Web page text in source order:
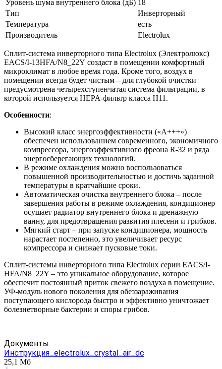
Уровень шума внутреннего блока (дБ) 18
Тип
Инверторный
Температура
есть
Производитель
Electrolux
Сплит-система инверторного типа Electrolux (Электролюкс)
EACS/I-13HFA/N8_22Y создаст в помещении комфортный
микроклимат в любое время года. Кроме того, воздух в
помещении всегда будет чистым – для глубокой очистки
предусмотрена четырехступенчатая система фильтрации, в
которой используется HEPA-фильтр класса H11.
Особенности:
Высокий класс энергоэффективности («А+++»)
обеспечен использованием современного, экономичного
компрессора, энергоэффективного фреона R-32 и ряда
энергосберегающих технологий.
В режиме охлаждения можно воспользоваться
повышенной производительностью и достичь заданной
температуры в кратчайшие сроки.
Автоматическая очистка внутреннего блока – после
завершения работы в режиме охлаждения, кондиционер
осушает радиатор внутреннего блока и дренажную
ванну, для предотвращения развития плесени и грибков.
Мягкий старт – при запуске кондиционера, мощность
нарастает постепенно, это увеличивает ресурс
компрессора и снижает пусковые токи.
Сплит-системы инверторного типа Electrolux серии EACS/I-
HFA/N8_22Y – это уникальное оборудование, которое
обеспечит постоянный приток свежего воздуха в помещение.
УФ-модуль нового поколения для обеззараживания
поступающего кислорода быстро и эффективно уничтожает
болезнетворные бактерии и споры грибов.
Документы
Инструкция_electrolux_crystal_air_dc
25,1 Мб